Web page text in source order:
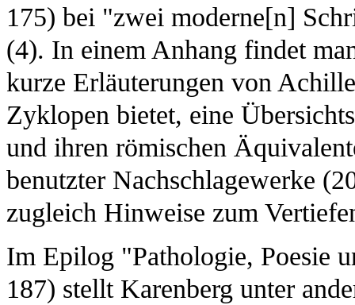
175) bei "zwei moderne[n]
(4). In einem Anhang findet
kurze Erläuterungen von
Zyklopen bietet, eine
und ihren römischen
benutzter Nachschlagewerke
zugleich Hinweise zum
Im Epilog "Pathologie, Poesie
187) stellt Karenberg unter